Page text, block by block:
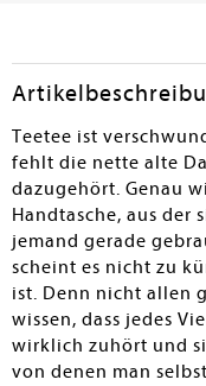
Teetee ist
fehlt die nette alte
dazugehört. Genau
Handtasche, aus der
jemand gerade
scheint es nicht zu
ist. Denn nicht allen
wissen, dass jedes
wirklich zuhört und
von denen man